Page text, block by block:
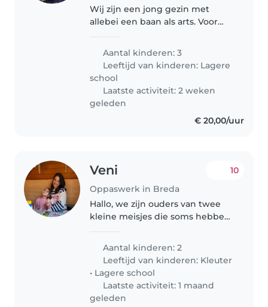
Wij zijn een jong gezin met
allebei een baan als arts. Voor
(dinsdag, donderdag en
misschien ook de vrijdag)
zoeken we vanaf 01-2026 een
oppas die de..
Aantal kinderen: 3
Leeftijd van kinderen: Lagere
school
Laatste activiteit: 2 weken
geleden
€ 20,00/uur
Veni
Oppaswerk in Breda
10
Hallo, we zijn ouders van twee
kleine meisjes die soms hebben
gaan met se twee. Meestal
hebben we een oppas nodig
een keer per maand (soms kan
meer).
Aantal kinderen: 2
Leeftijd van kinderen: Kleuter
• Lagere school
Laatste activiteit: 1 maand
geleden